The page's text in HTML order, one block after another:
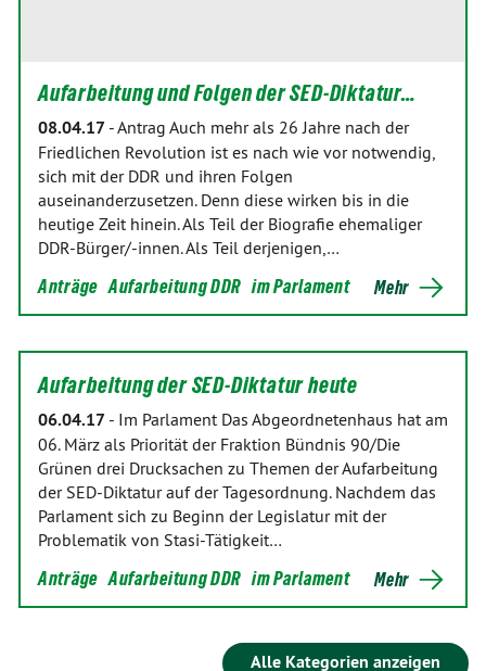
Aufarbeitung und Folgen der SED-Diktatur…
08.04.17 -Antrag Auch mehr als 26 Jahre nach der
Friedlichen Revolution ist es nach wie vor notwendig,
sich mit der DDR und ihren Folgen
auseinanderzusetzen. Denn diese wirken bis in die
heutige Zeit hinein. Als Teil der Biografie ehemaliger
DDR-Bürger/-innen. Als Teil derjenigen,…
Anträge Aufarbeitung DDR im Parlament Mehr
Aufarbeitung der SED-Diktatur heute
06.04.17 - Im Parlament Das Abgeordnetenhaus hat am
06. März als Priorität der Fraktion Bündnis 90/Die
Grünen drei Drucksachen zu Themen der Aufarbeitung
der SED-Diktatur auf der Tagesordnung. Nachdem das
Parlament sich zu Beginn der Legislatur mit der
Problematik von Stasi-Tätigkeit…
Anträge Aufarbeitung DDR im Parlament Mehr
Alle Kategorien anzeigen